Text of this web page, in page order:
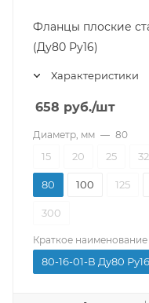
Фланцы плоские
(Ду80 Ру16)
Характеристики
658 руб./шт
Диаметр, мм — 80
15 20 25 32
80 100 125
300
Краткое наименование
80-16-01-В Ду80 Ру16